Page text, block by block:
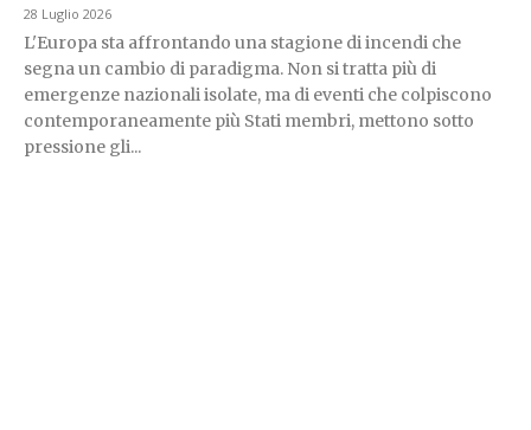
28 Luglio 2026
L'Europa sta affrontando una stagione di incendi che
segna un cambio di paradigma. Non si tratta più di
emergenze nazionali isolate, ma di eventi che colpiscono
contemporaneamente più Stati membri, mettono sotto
pressione gli...